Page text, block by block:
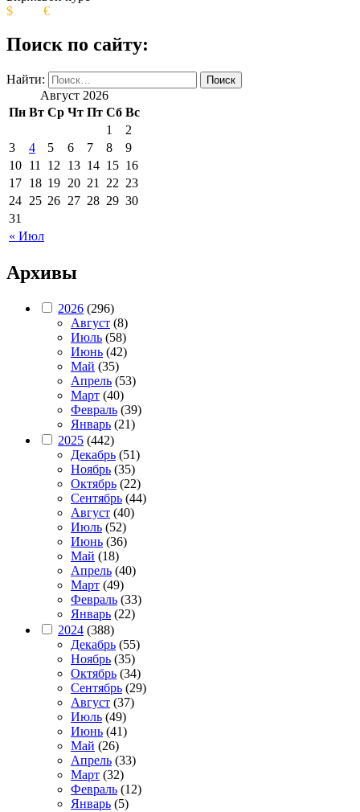
$
€
Поиск по сайту:
Найти:
Август 2026
Пн Вт Ср Чт Пт Сб Вс
« Июл
1
2
3
4 5 6 7 8
9
10 11 12 13 14 15 16
17 18 19 20 21 22 23
24 25 26 27 28 29 30
31
Архивы
2026 (296)
Август (8)
Июль (58)
Июнь (42)
Май (35)
Апрель (53)
Март (40)
Февраль (39)
Январь (21)
2025 (442)
Декабрь (51)
Ноябрь (35)
Октябрь (22)
Сентябрь (44)
Август (40)
Июль (52)
Июнь (36)
Май (18)
Апрель (40)
Март (49)
Февраль (33)
Январь (22)
2024 (388)
Декабрь (55)
Ноябрь (35)
Октябрь (34)
Сентябрь (29)
Август (37)
Июль (49)
Июнь (41)
Май (26)
Апрель (33)
Март (32)
Февраль (12)
Январь (5)